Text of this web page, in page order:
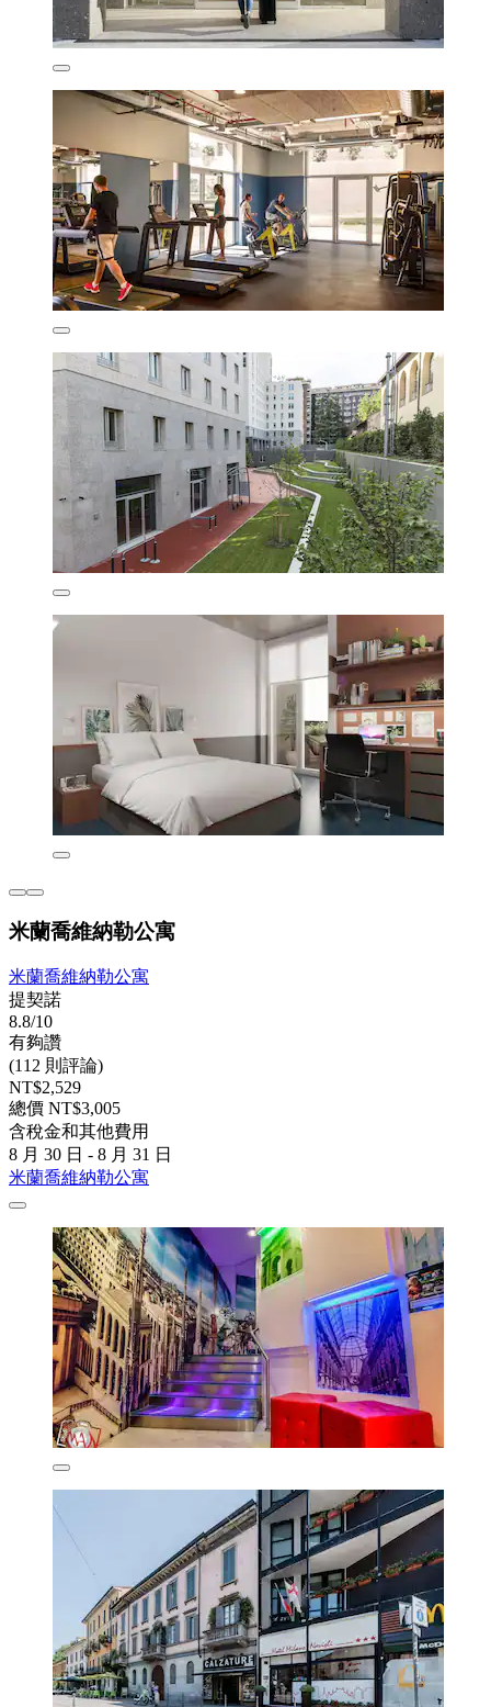
米蘭喬維納勒公寓
米蘭喬維納勒公寓
提契諾
8.8/10
有夠讚
(112 則評論)
NT$2,529
總價 NT$3,005
含稅金和其他費用
8 月 30 日 - 8 月 31 日
米蘭喬維納勒公寓